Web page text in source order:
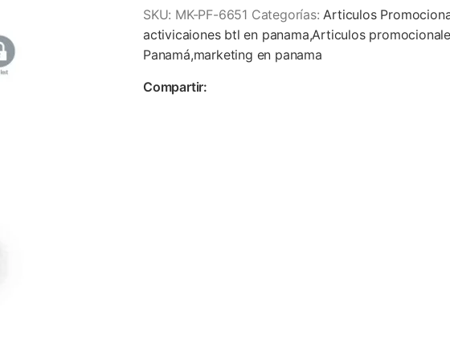
SKU: MK-PF-6651 Categorías: Articulos
activicaiones btl en panama,Articulos
Panamá,marketing en panama
Compartir: